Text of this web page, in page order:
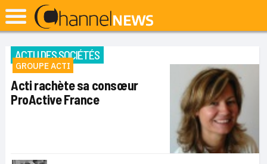
ACTU DES SOCIÉTÉS
GROUPE ACTI
Acti rachète sa consœur
ProActive France